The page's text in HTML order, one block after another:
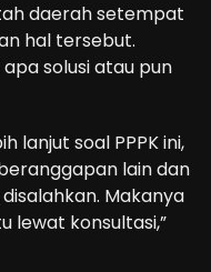
daerah setempat
hal tersebut.
solusi atau pun
lanjut soal PPPK ini,
lain dan
Makanya
lewat konsultasi,”